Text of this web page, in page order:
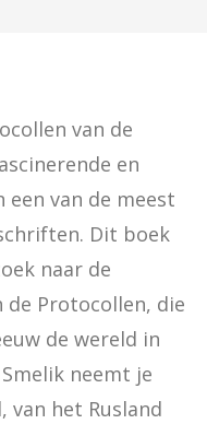
van de
en
een van de meest
Dit boek
naar de
Protocollen, die
de wereld in
neemt je
van het Rusland